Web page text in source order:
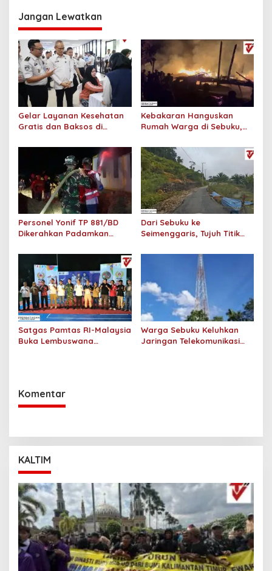
Jangan Lewatkan
Gelar Layanan Kesehatan
Gratis dan Baksos di
Imigrasi Kaltim Serahkan
Ratusan Paket Sembako
Kebakaran Hanguskan
Rumah Warga di Sebuku,
Kerugian Ditaksir Rp200
Juta
Personel Yonif TP 881/BD
Dikerahkan Padamkan
Yoseph di Tulin Onsoi
Dari Sebuku ke
Seimenggaris, Tujuh Titik
Longsor Memakan Badan
Satgas Pamtas RI-Malaysia
Buka Lembuswana
Warga Sebuku Keluhkan
Jaringan Telekomunikasi
Komentar
KALTIM